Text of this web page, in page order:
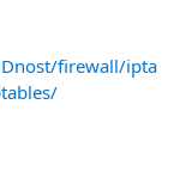
firewall/